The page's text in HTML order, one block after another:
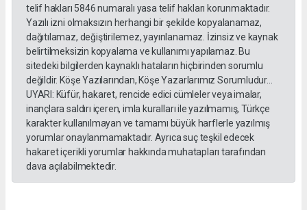
telif hakları 5846 numaralı yasa telif hakları korunmaktadır.
Yazılı izni olmaksızın herhangi bir şekilde kopyalanamaz,
dağıtılamaz, değiştirilemez, yayınlanamaz. İzinsiz ve kaynak
belirtilmeksizin kopyalama ve kullanımı yapılamaz. Bu
sitedeki bilgilerden kaynaklı hataların hiçbirinden sorumlu
değildir. Köşe Yazılarından, Köşe Yazarlarımız Sorumludur...
UYARI: Küfür, hakaret, rencide edici cümleler veya imalar,
inançlara saldırı içeren, imla kuralları ile yazılmamış, Türkçe
karakter kullanılmayan ve tamamı büyük harflerle yazılmış
yorumlar onaylanmamaktadır. Ayrıca suç teşkil edecek
hakaret içerikli yorumlar hakkında muhatapları tarafından
dava açılabilmektedir.